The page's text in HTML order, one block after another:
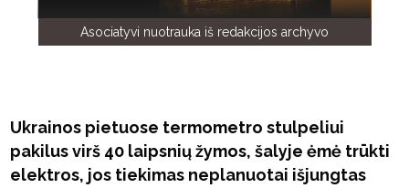
Asociatyvi nuotrauka iš redakcijos archyvo
Ukrainos pietuose termometro stulpeliui
pakilus virš 40 laipsnių žymos, šalyje ėmė trūkti
elektros, jos tiekimas neplanuotai išjungtas